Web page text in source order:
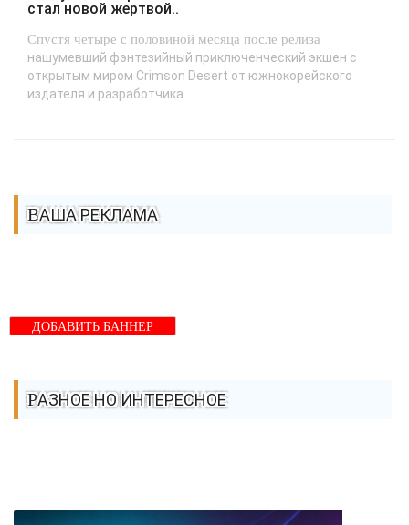
стал новой жертвой..
Спустя четыре с половиной месяца после релиза
нашумевший фэнтезийный приключенческий экшен с
открытым миром Crimson Desert от южнокорейского
издателя и разработчика...
ВАША РЕКЛАМА
ДОБАВИТЬ БАННЕР
РАЗНОЕ НО ИНТЕРЕСНОЕ